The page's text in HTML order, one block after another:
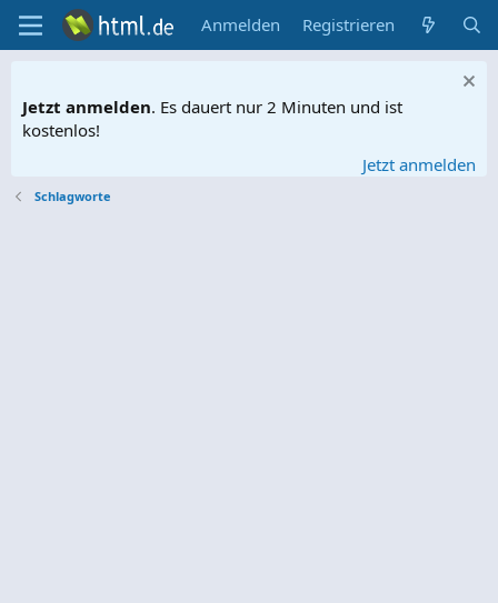
Anmelden Registrieren
Jetzt anmelden. Es dauert nur 2 Minuten und ist
kostenlos!
Jetzt anmelden
Schlagworte